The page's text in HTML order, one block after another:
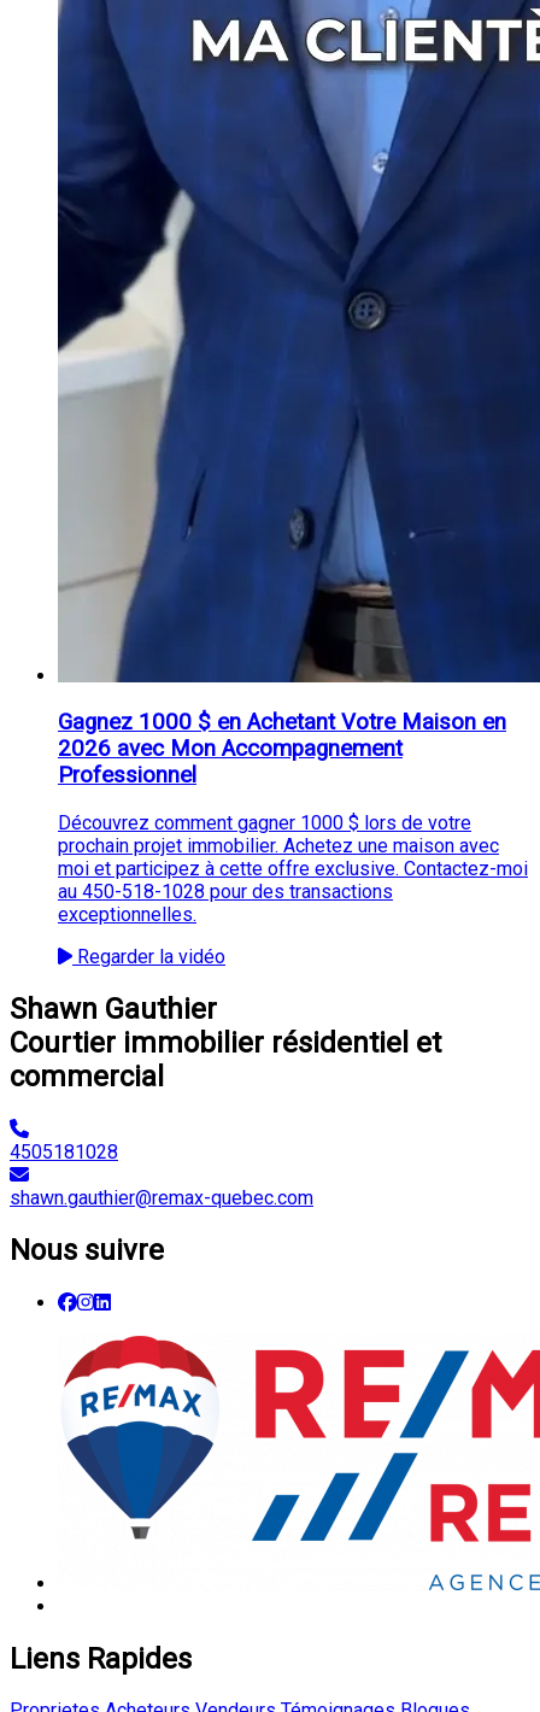
Gagnez 1000 $ en Achetant Votre Maison en
2026 avec Mon Accompagnement
Professionnel
Découvrez comment gagner 1000 $ lors de votre
prochain projet immobilier. Achetez une maison avec
moi et participez à cette offre exclusive. Contactez-moi
au 450-518-1028 pour des transactions
exceptionnelles.
Regarder la vidéo
Shawn Gauthier
Courtier immobilier résidentiel et
commercial
4505181028
shawn.gauthier@remax-quebec.com
Nous suivre
Liens Rapides